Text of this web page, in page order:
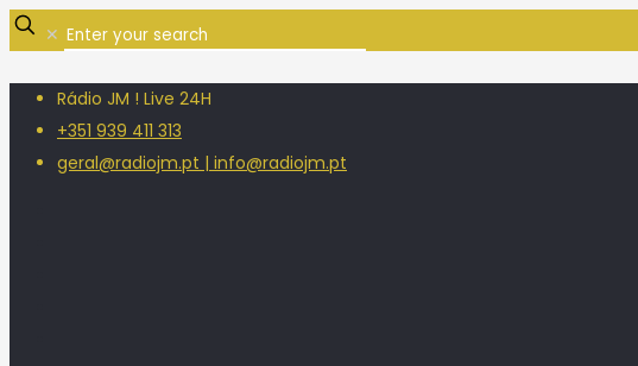
✕
Rádio JM ! Live 24H
+351 939 411 313
geral@radiojm.pt | info@radiojm.pt